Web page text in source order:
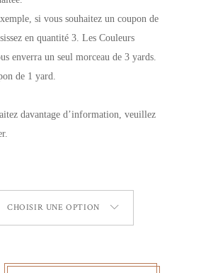
si vous souhaitez un coupon de
en quantité 3. Les Couleurs
enverra un seul morceau de 3 yards.
de 1 yard.
davantage d’information, veuillez
CHOISIR UNE OPTION